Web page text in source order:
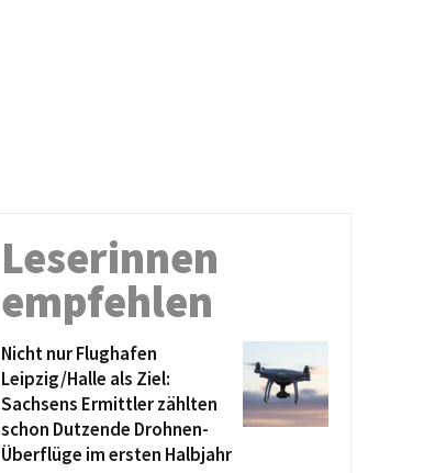
Leserinnen
empfehlen
Nicht nur Flughafen
Leipzig/Halle als Ziel:
Sachsens Ermittler zählten
schon Dutzende Drohnen-
Überflüge im ersten Halbjahr